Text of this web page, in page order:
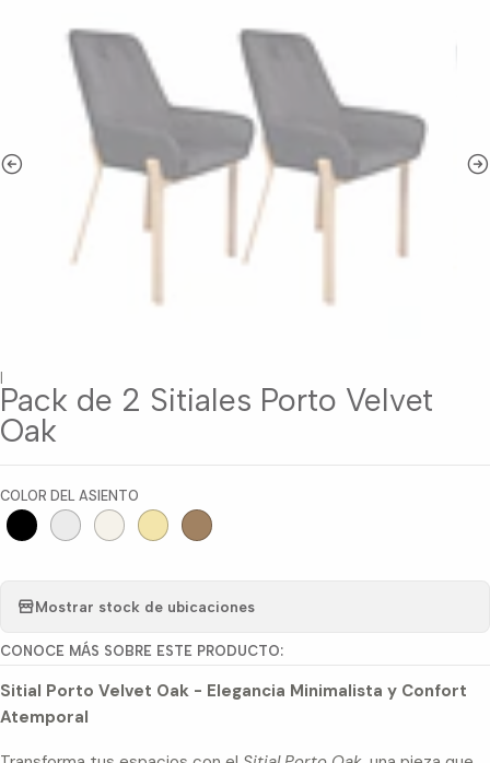
|
Pack de 2 Sitiales Porto Velvet
Oak
COLOR DEL ASIENTO
Mostrar stock de ubicaciones
CONOCE MÁS SOBRE ESTE PRODUCTO:
Sitial Porto Velvet Oak - Elegancia Minimalista y Confort
Atemporal